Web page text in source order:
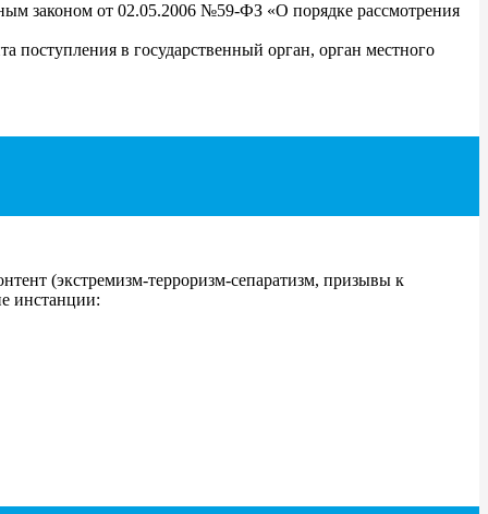
законом от 02.05.2006 №59-ФЗ «О порядке рассмотрения
поступления в государственный орган, орган местного
(экстремизм-терроризм-сепаратизм, призывы к
инстанции: